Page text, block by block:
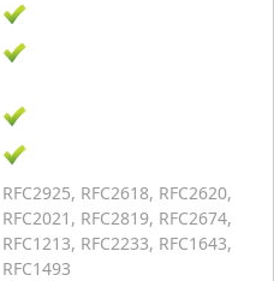
RFC2925, RFC2618, RFC2620,
RFC2021, RFC2819, RFC2674,
RFC1213, RFC2233, RFC1643,
RFC1493